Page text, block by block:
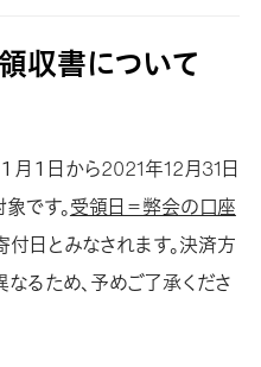
収書について
月１日から2021年12月31日
です。受領日＝弊会の口座
日とみなされます。決済方
るため、予めご了承くださ